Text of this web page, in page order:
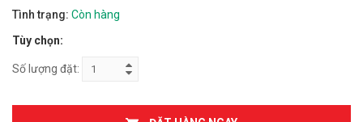
Tình trạng: Còn hàng
Tùy chọn:
Số lượng đặt: